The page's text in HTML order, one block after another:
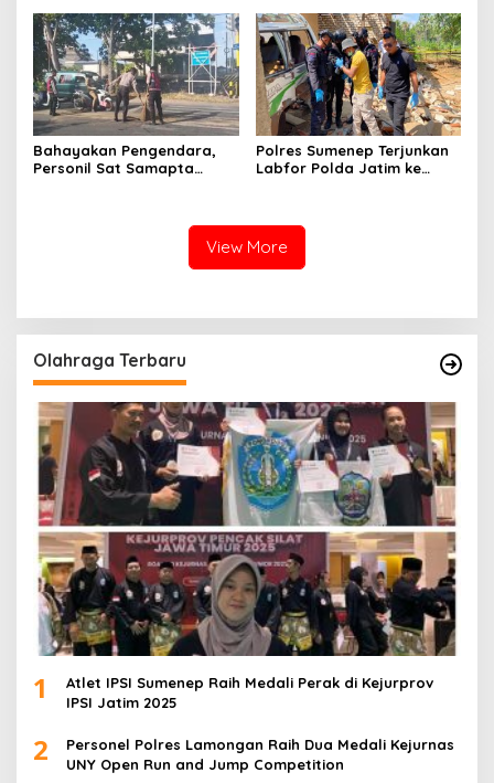
Bahayakan Pengendara,
Personil Sat Samapta
Polres Sumenep Terjunkan
Labfor Polda Jatim ke
View More
Olahraga Terbaru
1
Atlet IPSI Sumenep Raih Medali Perak di Kejurprov
IPSI Jatim 2025
2
Personel Polres Lamongan Raih Dua Medali Kejurnas
UNY Open Run and Jump Competition